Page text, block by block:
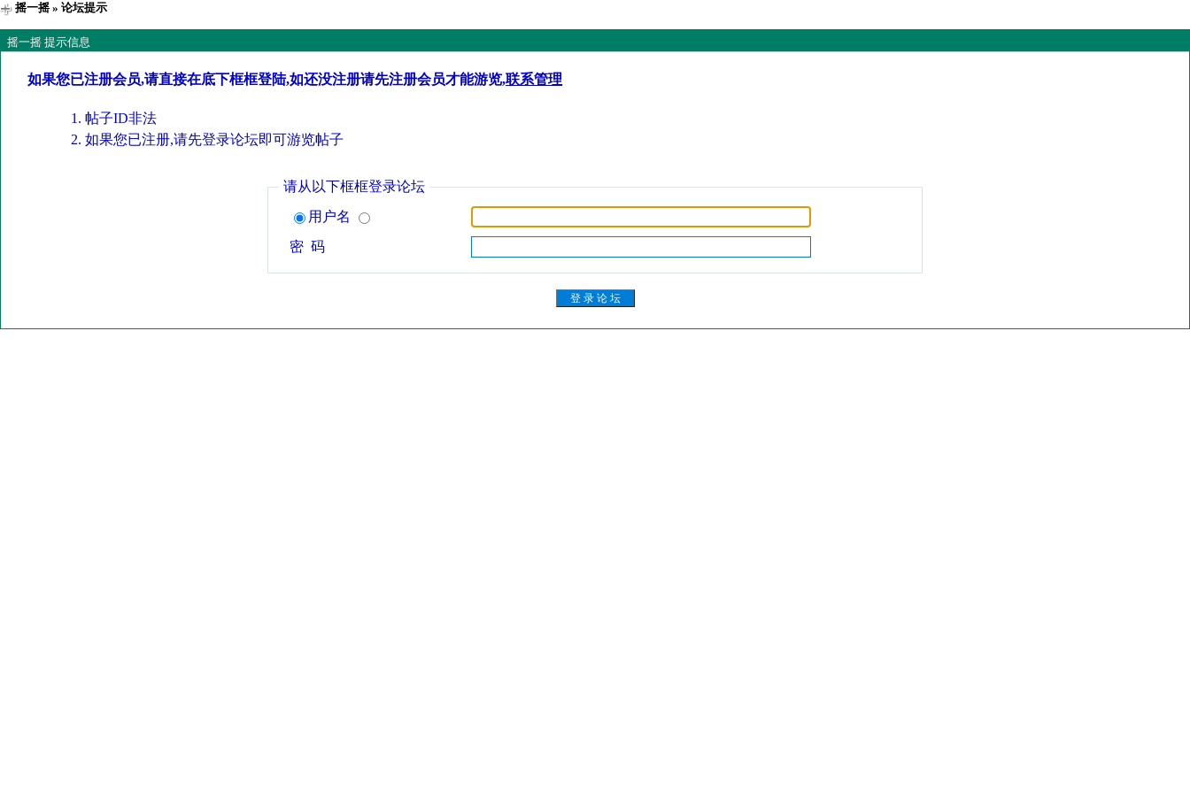
摇一摇» 论坛提示
摇一摇 提示信息
如果您已注册会员,请直接在底下框框登陆,如还没注册请先注册会员才能游览,联系管理
帖子ID非法
如果您已注册,请先登录论坛即可游览帖子
请从以下框框登录论坛
用户名
密 码